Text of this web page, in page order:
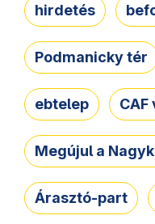
hirdetés
Podmanicky tér
ebtelep CAF
Megújul a
Árasztó-part